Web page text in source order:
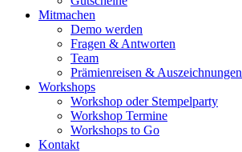
Mitmachen
Demo werden
Fragen & Antworten
Team
Prämienreisen & Auszeichnungen
Workshops
Workshop oder Stempelparty
Workshop Termine
Workshops to Go
Kontakt